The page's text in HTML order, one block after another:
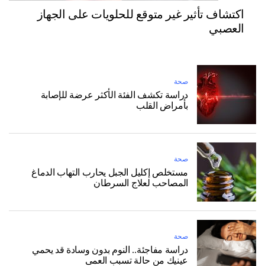
اكتشاف تأثير غير متوقع للحلويات على الجهاز
العصبي
صحة
دراسة تكشف الفئة الأكثر عرضة للإصابة
بأمراض القلب
صحة
مستخلص إكليل الجبل يحارب التهاب الدماغ
المصاحب لعلاج السرطان
صحة
دراسة مفاجئة.. النوم بدون وسادة قد يحمي
عينيك من حالة تسبب العمى